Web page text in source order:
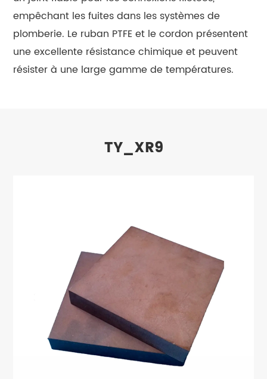
empêchant les fuites dans les systèmes de
plomberie. Le ruban PTFE et le cordon présentent
une excellente résistance chimique et peuvent
résister à une large gamme de températures.
TY_XR9